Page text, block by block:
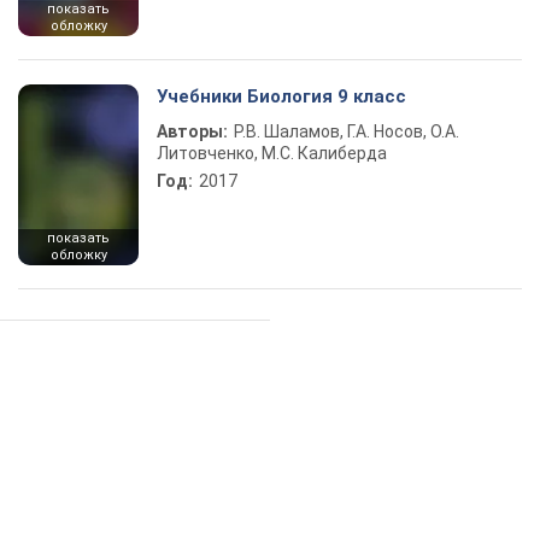
показать
обложку
показать
обложку
Учебники Биология 9 класс
Авторы: Р.В. Шаламов, Г.А. Носов, О.А.
Литовченко, М.С. Калиберда
Год: 2017